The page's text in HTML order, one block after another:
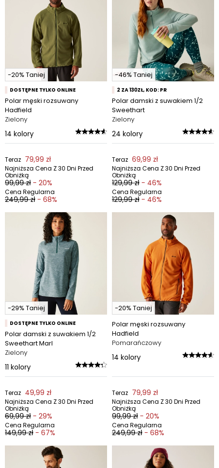
-20% Taniej
DOSTĘPNE TYLKO ONLINE
Polar męski rozsuwany
Hadfield
Zielony
14 kolory
Teraz 79,99 zł
Najniższa Cena Z 30 Dni Przed
Obniżką
99,99 zł - 20%
Cena Regularna
249,99 zł - 68%
-46% Taniej
2 ZA 130ZŁ, KOD: PR
Polar damski z suwakiem 1/2
Sweethart
Zielony
24 kolory
Teraz 69,99 zł
Najniższa Cena Z 30 Dni Przed
Obniżką
129,99 zł - 46%
Cena Regularna
129,99 zł - 46%
-29% Taniej
DOSTĘPNE TYLKO ONLINE
Polar damski z suwakiem 1/2
Sweethart Marl
Zielony
11 kolory
Teraz 49,99 zł
Najniższa Cena Z 30 Dni Przed
Obniżką
69,99 zł - 29%
Cena Regularna
149,99 zł - 67%
-20% Taniej
Polar męski rozsuwany
Hadfield
Pomarańczowy
14 kolory
Teraz 79,99 zł
Najniższa Cena Z 30 Dni Przed
Obniżką
99,99 zł - 20%
Cena Regularna
249,99 zł - 68%